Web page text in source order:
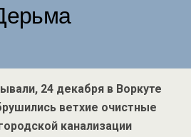
24 декабря в Воркуте
ветхие очистные
канализации